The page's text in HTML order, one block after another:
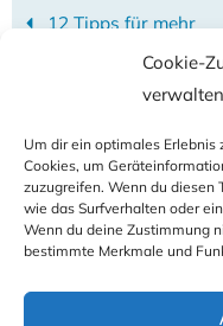
Cookie-
verwalten
Um dir ein optimales
Cookies, um
zuzugreifen. Wenn du diesen
wie das Surfverhalten oder
Wenn du deine Zustimmung
bestimmte Merkmale und
12 Tipps für mehr
Selbstfürsorge für
Mamas und -Papas*
IMPRESSUM AGB